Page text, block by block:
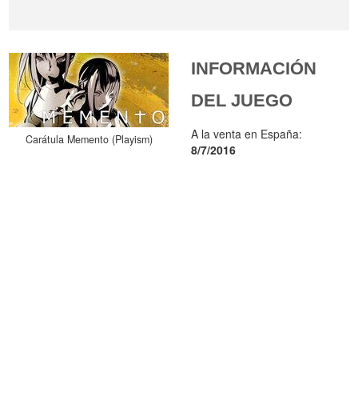
Carátula Memento (Playism)
INFORMACIÓN
DEL JUEGO
A la venta en España:
8/7/2016